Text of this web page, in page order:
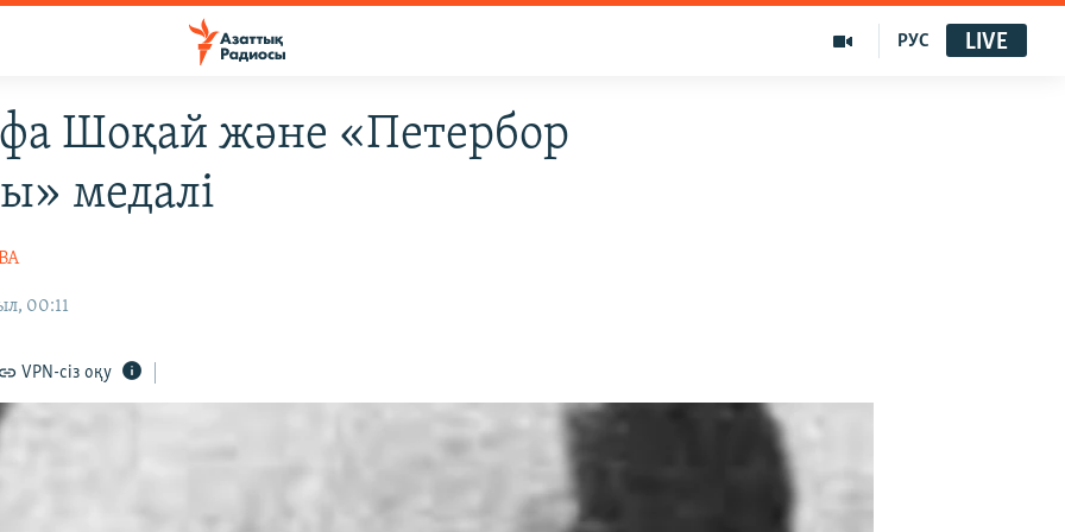
РУС LIVE
Шоқай және «Петербор
медалі
00:11
VPN-сіз оқу